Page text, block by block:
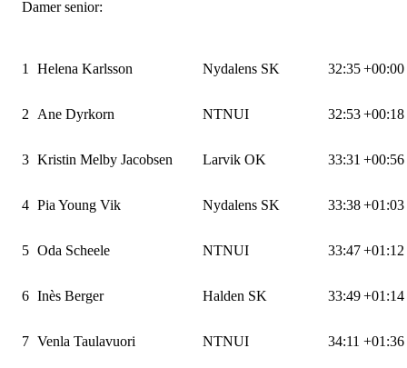
Damer senior:
1 Helena Karlsson Nydalens SK 32:35+00:00
2 Ane Dyrkorn NTNUI 32:53+00:18
3 Kristin Melby Jacobsen Larvik OK 33:31 +00:56
4 Pia Young Vik Nydalens SK 33:38+01:03
5 Oda Scheele NTNUI 33:47+01:12
6 Inès Berger Halden SK 33:49+01:14
7 Venla Taulavuori NTNUI 34:11 +01:36